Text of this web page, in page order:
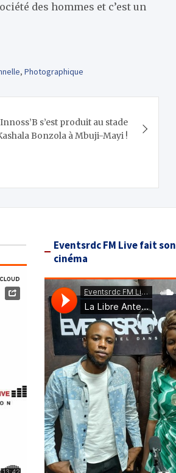
des hommes et c’est un
, Photographique
s’est produit au stade
Bonzola à Mbuji-Mayi !
Eventsrdc FM Live fait son
cinéma